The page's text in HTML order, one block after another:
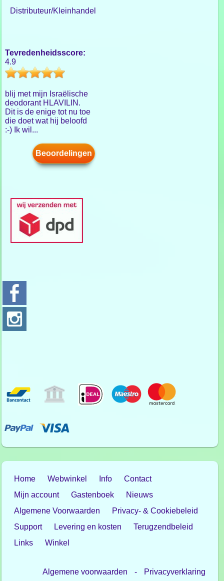
Distributeur/Kleinhandel
Tevredenheidsscore:
4.9
blij met mijn Israëlische
deodorant HLAVILIN.
Dit is de enige tot nu toe
die doet wat hij beloofd
:-) Ik wil...
Beoordelingen
Home Webwinkel Info
Contact
Mijn account
Gastenboek
Nieuws
Algemene Voorwaarden
Privacy- & Cookiebeleid
Support
Levering en kosten
Terugzendbeleid
Links
Winkel
Algemene voorwaarden - Privacyverklaring